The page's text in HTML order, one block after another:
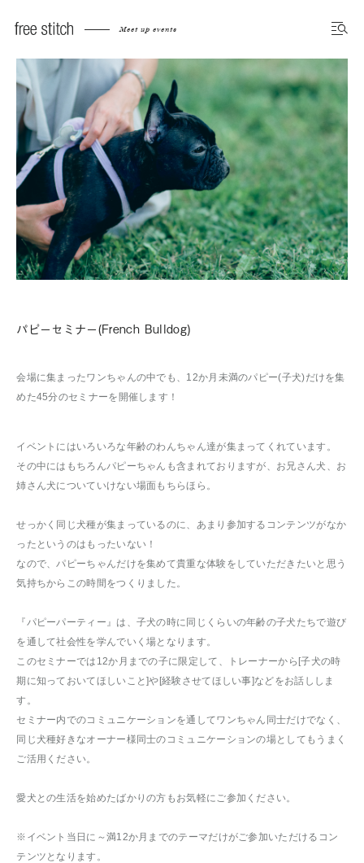
Meet up events
パピーセミナー(French Bulldog)
会場に集まったワンちゃんの中でも、12か月未満のパピー(子犬)だけを集
めた45分のセミナーを開催します！
イベントにはいろいろな年齢のわんちゃん達が集まってくれています。
その中にはもちろんパピーちゃんも含まれておりますが、お兄さん犬、お
姉さん犬についていけない場面もちらほら。
せっかく同じ犬種が集まっているのに、あまり参加するコンテンツがなか
ったというのはもったいない！
なので、パピーちゃんだけを集めて貴重な体験をしていただきたいと思う
気持ちからこの時間をつくりました。
『パピーパーティー』は、子犬の時に同じくらいの年齢の子犬たちで遊び
を通して社会性を学んでいく場となります。
このセミナーでは12か月までの子に限定して、トレーナーから[子犬の時
期に知っておいてほしいこと]や[経験させてほしい事]などをお話ししま
す。
セミナー内でのコミュニケーションを通してワンちゃん同士だけでなく、
同じ犬種好きなオーナー様同士のコミュニケーションの場としてもうまく
ご活用ください。
愛犬との生活を始めたばかりの方もお気軽にご参加ください。
※イベント当日に～満12か月までのテーマだけがご参加いただけるコン
テンツとなります。